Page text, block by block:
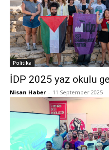
Politika
İDP 2025 yaz okulu
Nisan Haber - 11 September 2025